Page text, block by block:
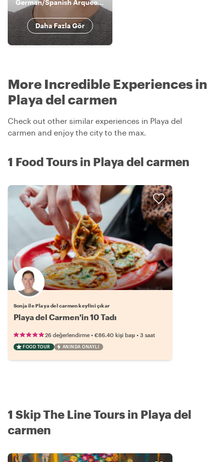
German/Spanish Arqueological Guide
Daha Fazla Gör
More Incredible Experiences in
Playa del carmen
Check out other similar experiences in Playa del
carmen and enjoy the city to the max.
1 Food Tours in Playa del carmen
Sonja ile Playa del carmen keyfini çıkar
Playa del Carmen'in 10 Tadı
26 değerlendirme • €86.40 kişi başı • 3 saat
FOOD TOUR ANINDA ONAYLI
1 Skip The Line Tours in Playa del
carmen